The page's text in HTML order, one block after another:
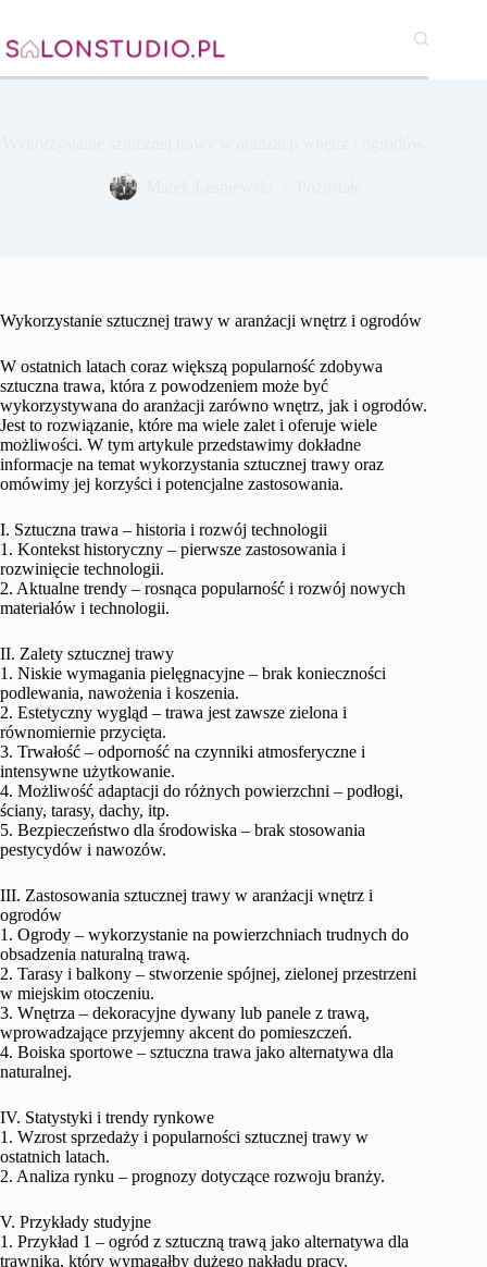
treści
Wykorzystanie sztucznej trawy w aranżacji wnętrz i ogrodów
W ostatnich latach coraz większą popularność zdobywa
sztuczna trawa, która z powodzeniem może być
wykorzystywana do aranżacji zarówno wnętrz, jak i ogrodów.
Jest to rozwiązanie, które ma wiele zalet i oferuje wiele
możliwości. W tym artykule przedstawimy dokładne
informacje na temat wykorzystania sztucznej trawy oraz
omówimy jej korzyści i potencjalne zastosowania.
I. Sztuczna trawa – historia i rozwój technologii
1. Kontekst historyczny – pierwsze zastosowania i
rozwinięcie technologii.
2. Aktualne trendy – rosnąca popularność i rozwój nowych
materiałów i technologii.
II. Zalety sztucznej trawy
1. Niskie wymagania pielęgnacyjne – brak konieczności
podlewania, nawożenia i koszenia.
2. Estetyczny wygląd – trawa jest zawsze zielona i
równomiernie przycięta.
3. Trwałość – odporność na czynniki atmosferyczne i
intensywne użytkowanie.
4. Możliwość adaptacji do różnych powierzchni – podłogi,
ściany, tarasy, dachy, itp.
5. Bezpieczeństwo dla środowiska – brak stosowania
pestycydów i nawozów.
III. Zastosowania sztucznej trawy w aranżacji wnętrz i
ogrodów
1. Ogrody – wykorzystanie na powierzchniach trudnych do
obsadzenia naturalną trawą.
2. Tarasy i balkony – stworzenie spójnej, zielonej przestrzeni
w miejskim otoczeniu.
3. Wnętrza – dekoracyjne dywany lub panele z trawą,
wprowadzające przyjemny akcent do pomieszczeń.
4. Boiska sportowe – sztuczna trawa jako alternatywa dla
naturalnej.
IV. Statystyki i trendy rynkowe
1. Wzrost sprzedaży i popularności sztucznej trawy w
ostatnich latach.
2. Analiza rynku – prognozy dotyczące rozwoju branży.
V. Przykłady studyjne
1. Przykład 1 – ogród z sztuczną trawą jako alternatywa dla
trawnika, który wymagałby dużego nakładu pracy.